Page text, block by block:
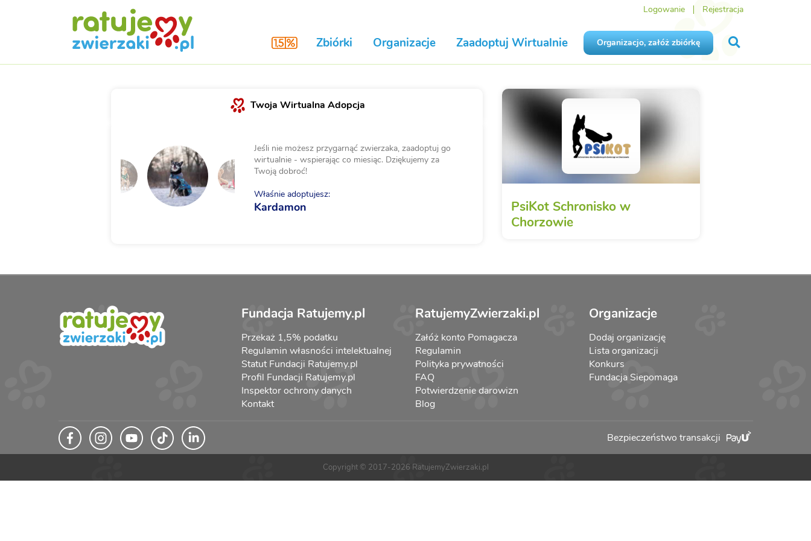
Logowanie Rejestracja
Zbiórki Organizacje Zaadoptuj Wirtualnie Organizacjo, załóż zbiórkę
Twoja Wirtualna Adopcja
Jeśli nie możesz przygarnąć zwierzaka, zaadoptuj go
wirtualnie - wspierając co miesiąc. Dziękujemy za
Twoją dobroć!
Właśnie adoptujesz:
Kardamon
PsiKot Schronisko w
Chorzowie
Fundacja Ratujemy.pl
Przekaż 1,5% podatku
Regulamin własności intelektualnej
Statut Fundacji Ratujemy.pl
Profil Fundacji Ratujemy.pl
Inspektor ochrony danych
Kontakt
RatujemyZwierzaki.pl
Załóż konto Pomagacza
Regulamin
Polityka prywatności
FAQ
Potwierdzenie darowizn
Blog
Organizacje
Dodaj organizację
Lista organizacji
Konkurs
Fundacja Siepomaga
Bezpieczeństwo transakcji
Copyright © 2017-2026 RatujemyZwierzaki.pl